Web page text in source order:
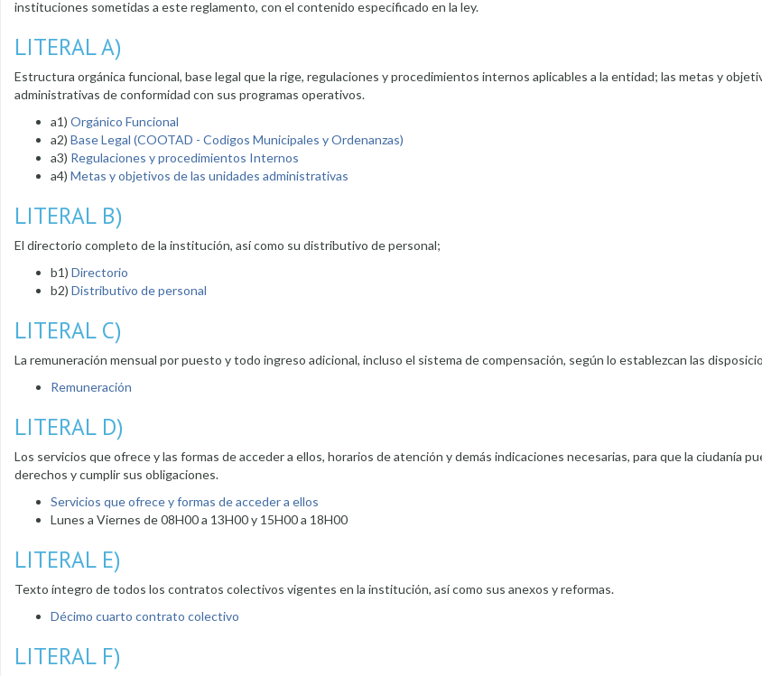
instituciones sometidas a este reglamento, con el contenido especificado en la ley.
LITERAL A)
Estructura orgánica funcional, base legal que la rige, regulaciones y procedimientos internos aplicables a la entidad; las metas y
administrativas de conformidad con sus programas operativos.
a1) Orgánico Funcional
a2) Base Legal (COOTAD - Codigos Municipales y Ordenanzas)
a3) Regulaciones y procedimientos Internos
a4) Metas y objetivos de las unidades administrativas
LITERAL B)
El directorio completo de la institución, así como su distributivo de personal;
b1) Directorio
b2) Distributivo de personal
LITERAL C)
La remuneración mensual por puesto y todo ingreso adicional, incluso el sistema de compensación, según lo establezcan las
Remuneración
LITERAL D)
Los servicios que ofrece y las formas de acceder a ellos, horarios de atención y demás indicaciones necesarias, para que la ciudanía
derechos y cumplir sus obligaciones.
Servicios que ofrece y formas de acceder a ellos
Lunes a Viernes de 08H00 a 13H00 y 15H00 a 18H00
LITERAL E)
Texto íntegro de todos los contratos colectivos vigentes en la institución, así como sus anexos y reformas.
Décimo cuarto contrato colectivo
LITERAL F)